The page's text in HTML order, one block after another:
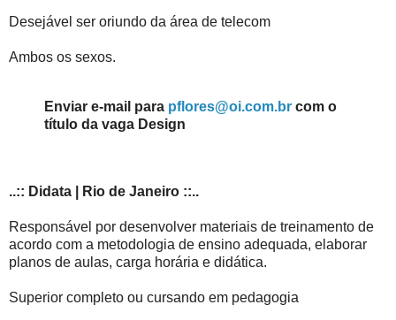
Desejável ser oriundo da área de telecom
Ambos os sexos.
Enviar e-mail para pflores@oi.com.br com o
título da vaga Design
..:: Didata | Rio de Janeiro ::..
Responsável por desenvolver materiais de treinamento de
acordo com a metodologia de ensino adequada, elaborar
planos de aulas, carga horária e didática.
Superior completo ou cursando em pedagogia